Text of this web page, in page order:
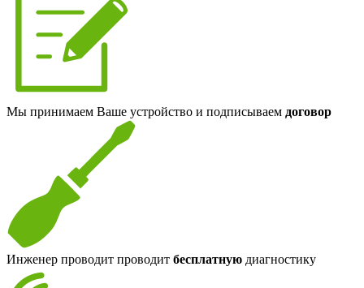
Мы принимаем Ваше устройство и подписываем договор
Инженер проводит проводит бесплатную диагностику